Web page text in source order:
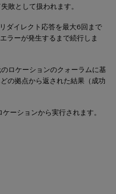
敗として扱われます。
ダイレクト応答を最大6回まで
ラーが発生するまで続行しま
ロケーションのクォーラムに基
の拠点から返された結果（成功
ーションから実行されます。